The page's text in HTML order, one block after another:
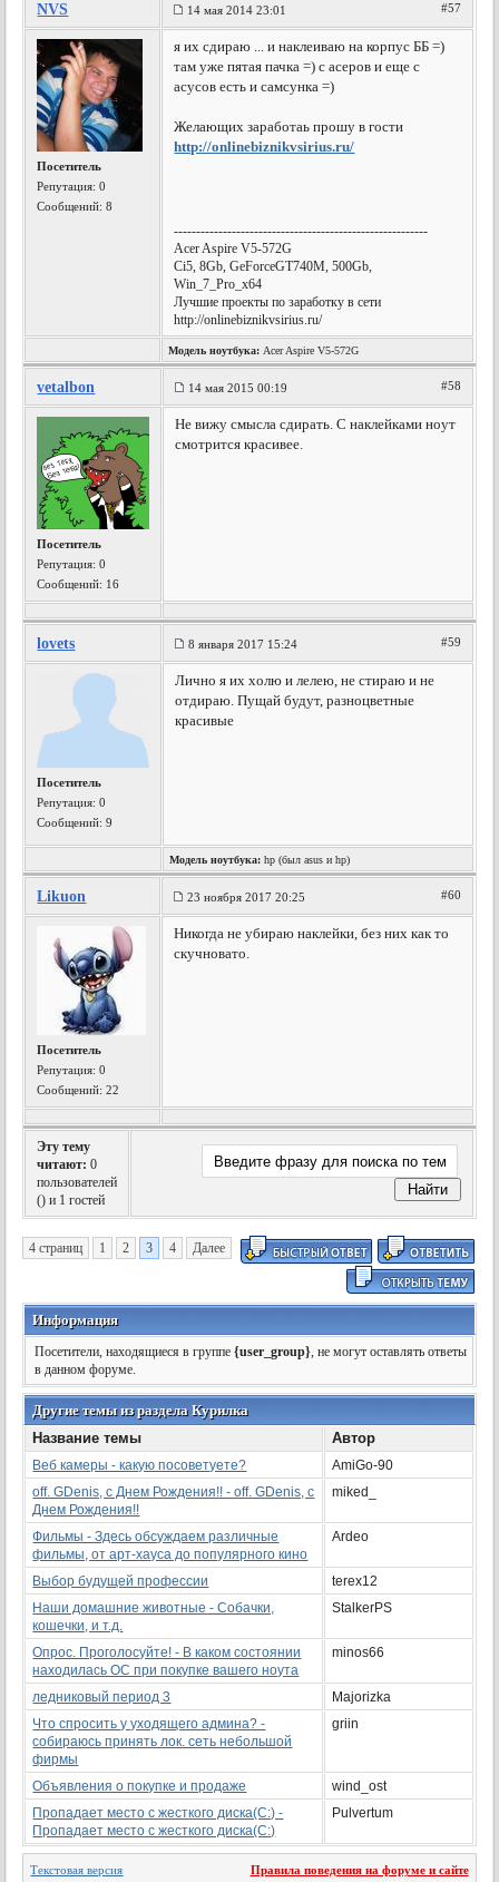
NVS 14 мая 2014 23:01 #57
Посетитель
Репутация:0
Сообщений: 8
я их сдираю ... и наклеиваю на корпус ББ =)
там уже пятая пачка =) с асеров и еще с
асусов есть и самсунка =)
Желающих заработаь прошу в гости
http://onlinebiznikvsirius.ru/
---------------------------------------------------------
Acer Aspire V5-572G
Ci5, 8Gb, GeForceGT740M, 500Gb,
Win_7_Pro_x64
Лучшие проекты по заработку в сети
http://onlinebiznikvsirius.ru/
Модель ноутбука: Acer Aspire V5-572G
vetalbon 14 мая 2015 00:19 #58
Посетитель
Репутация:0
Сообщений: 16
Не вижу смысла сдирать. С наклейками ноут
смотрится красивее.
lovets 8 января 2017 15:24 #59
Посетитель
Репутация:0
Сообщений: 9
Лично я их холю и лелею, не стираю и не
отдираю. Пущай будут, разноцветные
красивые
Модель ноутбука: hp (был asus и hp)
Likuon 23 ноября 2017 20:25 #60
Посетитель
Репутация:0
Сообщений: 22
Никогда не убираю наклейки, без них как то
скучновато.
Эту тему
читают: 0
пользователей
() и 1 гостей
4 страниц 1 2 3 4 Далее
Информация
Посетители, находящиеся в группе{user_group}, не могут оставлять ответы
в данном форуме.
Другие темы из раздела Курилка
Название темы
Автор
Веб камеры - какую посоветуете?
AmiGo-90
off. GDenis, с Днем Рождения!! - off. GDenis, с
Днем Рождения!!
miked_
Фильмы - Здесь обсуждаем различные
фильмы, от арт-хауса до популярного кино
Ardeo
Выбор будущей профессии
terex12
Наши домашние животные - Собачки,
кошечки, и т.д.
StalkerPS
Опрос. Проголосуйте! - В каком состоянии
находилась ОС при покупке вашего ноута
minos66
ледниковый период 3
Majorizka
Что спросить у уходящего админа? -
собираюсь принять лок. сеть небольшой
фирмы
griin
Объявления о покупке и продаже
wind_ost
Пропадает место с жесткого диска(С:) -
Пропадает место с жесткого диска(С:)
Pulvertum
Текстовая версия Правила поведения на форуме и сайте